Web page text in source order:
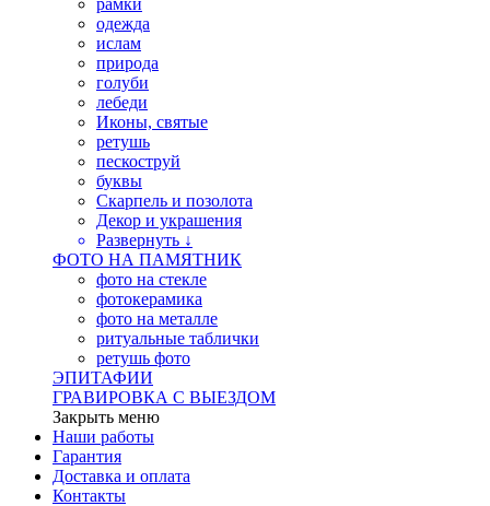
рамки
одежда
ислам
природа
голуби
лебеди
Иконы, святые
ретушь
пескоструй
буквы
Скарпель и позолота
Декор и украшения
Развернуть ↓
ФОТО НА ПАМЯТНИК
фото на стекле
фотокерамика
фото на металле
ритуальные таблички
ретушь фото
ЭПИТАФИИ
ГРАВИРОВКА С ВЫЕЗДОМ
Закрыть меню
Наши работы
Гарантия
Доставка и оплата
Контакты